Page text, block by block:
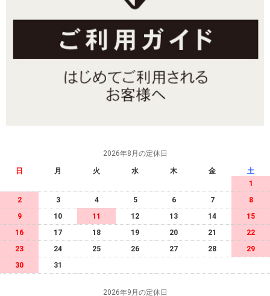
2026年8月の定休日
日 月 火 水 木 金
土
1
2
3 4 5 6 7
8
9
10 11 12 13 14
15
16
17 18 19 20 21
22
23
24 25 26 27 28
29
30
31
2026年9月の定休日